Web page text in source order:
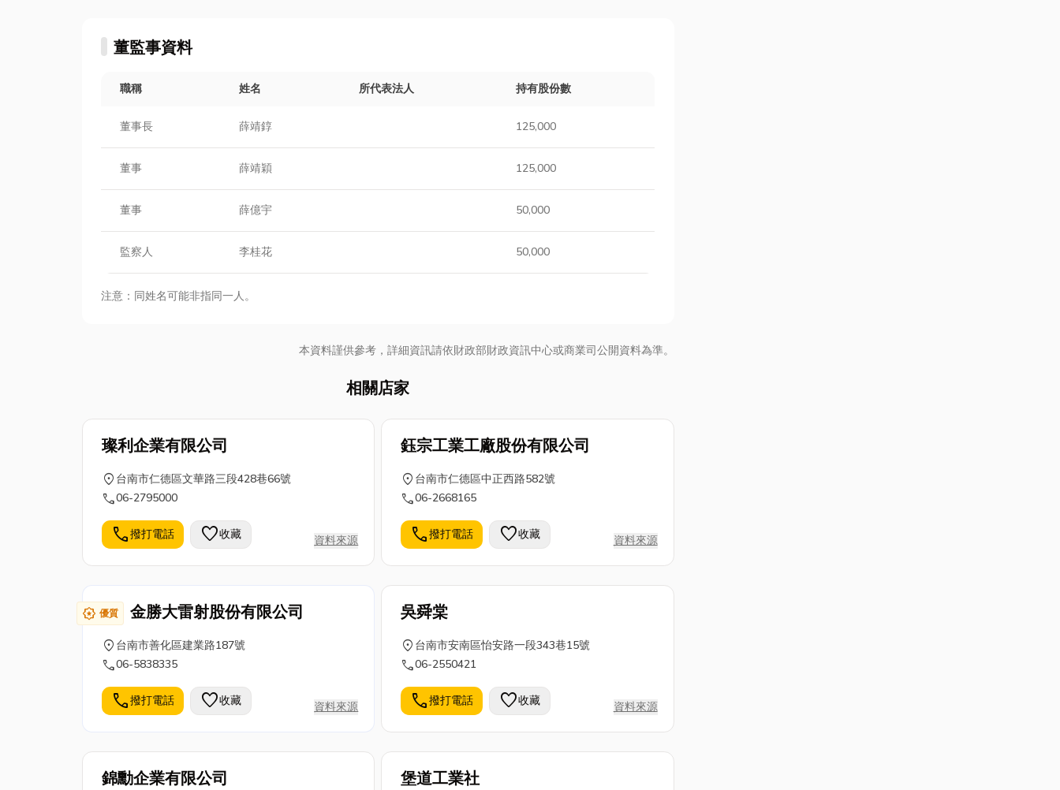
董監事資料
職稱 姓名 所代表法人 持有股份數
董事長 薛靖錞 125,000
董事 薛靖穎 125,000
董事 薛億宇 50,000
監察人 李桂花 50,000
注意：同姓名可能非指同一人。
本資料謹供參考，詳細資訊請依財政部財政資訊中心或商業司公開資料為準。
相關店家
璨利企業有限公司
location_on 台南市仁德區文華路三段428巷66號
call06-2795000
call撥打電話 favorite收藏 資料來源
鈺宗工業工廠股份有限公司
location_on 台南市仁德區中正西路582號
call06-2668165
call撥打電話 favorite收藏 資料來源
award_star 優質 金勝大雷射股份有限公司
location_on 台南市善化區建業路187號
call06-5838335
call撥打電話 favorite收藏 資料來源
吳舜棠
location_on 台南市安南區怡安路一段343巷15號
call06-2550421
call撥打電話 favorite收藏 資料來源
錦勳企業有限公司 堡道工業社